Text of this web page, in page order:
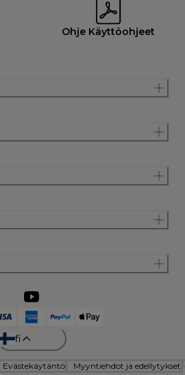
Ohje Käyttöohjeet
fi
Evästekäytäntö Myyntiehdot ja edellytykset